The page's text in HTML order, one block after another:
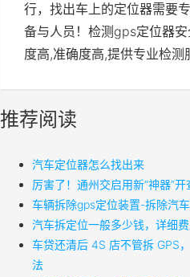
行，找出车上的定位器需要
备与人员！检测gps定位器
度高,准确度高,提供专业检测
推荐阅读
汽车定位器怎么找出来
厉害了！通州交启用新“神器”
车辆拆除gps定位装置-拆除汽
汽车拆定位一般多少钱，详细
车贷还清后 4S 店不管拆 GPS
法